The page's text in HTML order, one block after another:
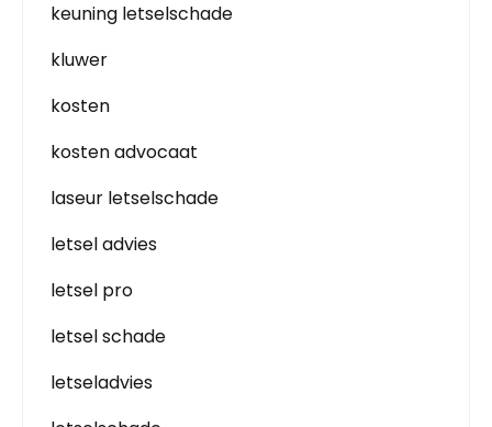
keuning letselschade
kluwer
kosten
kosten advocaat
laseur letselschade
letsel advies
letsel pro
letsel schade
letseladvies